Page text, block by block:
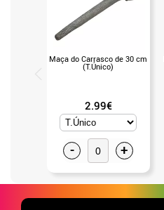
Maça do Carrasco de 30 cm
(T.Único)
2.99€
- +